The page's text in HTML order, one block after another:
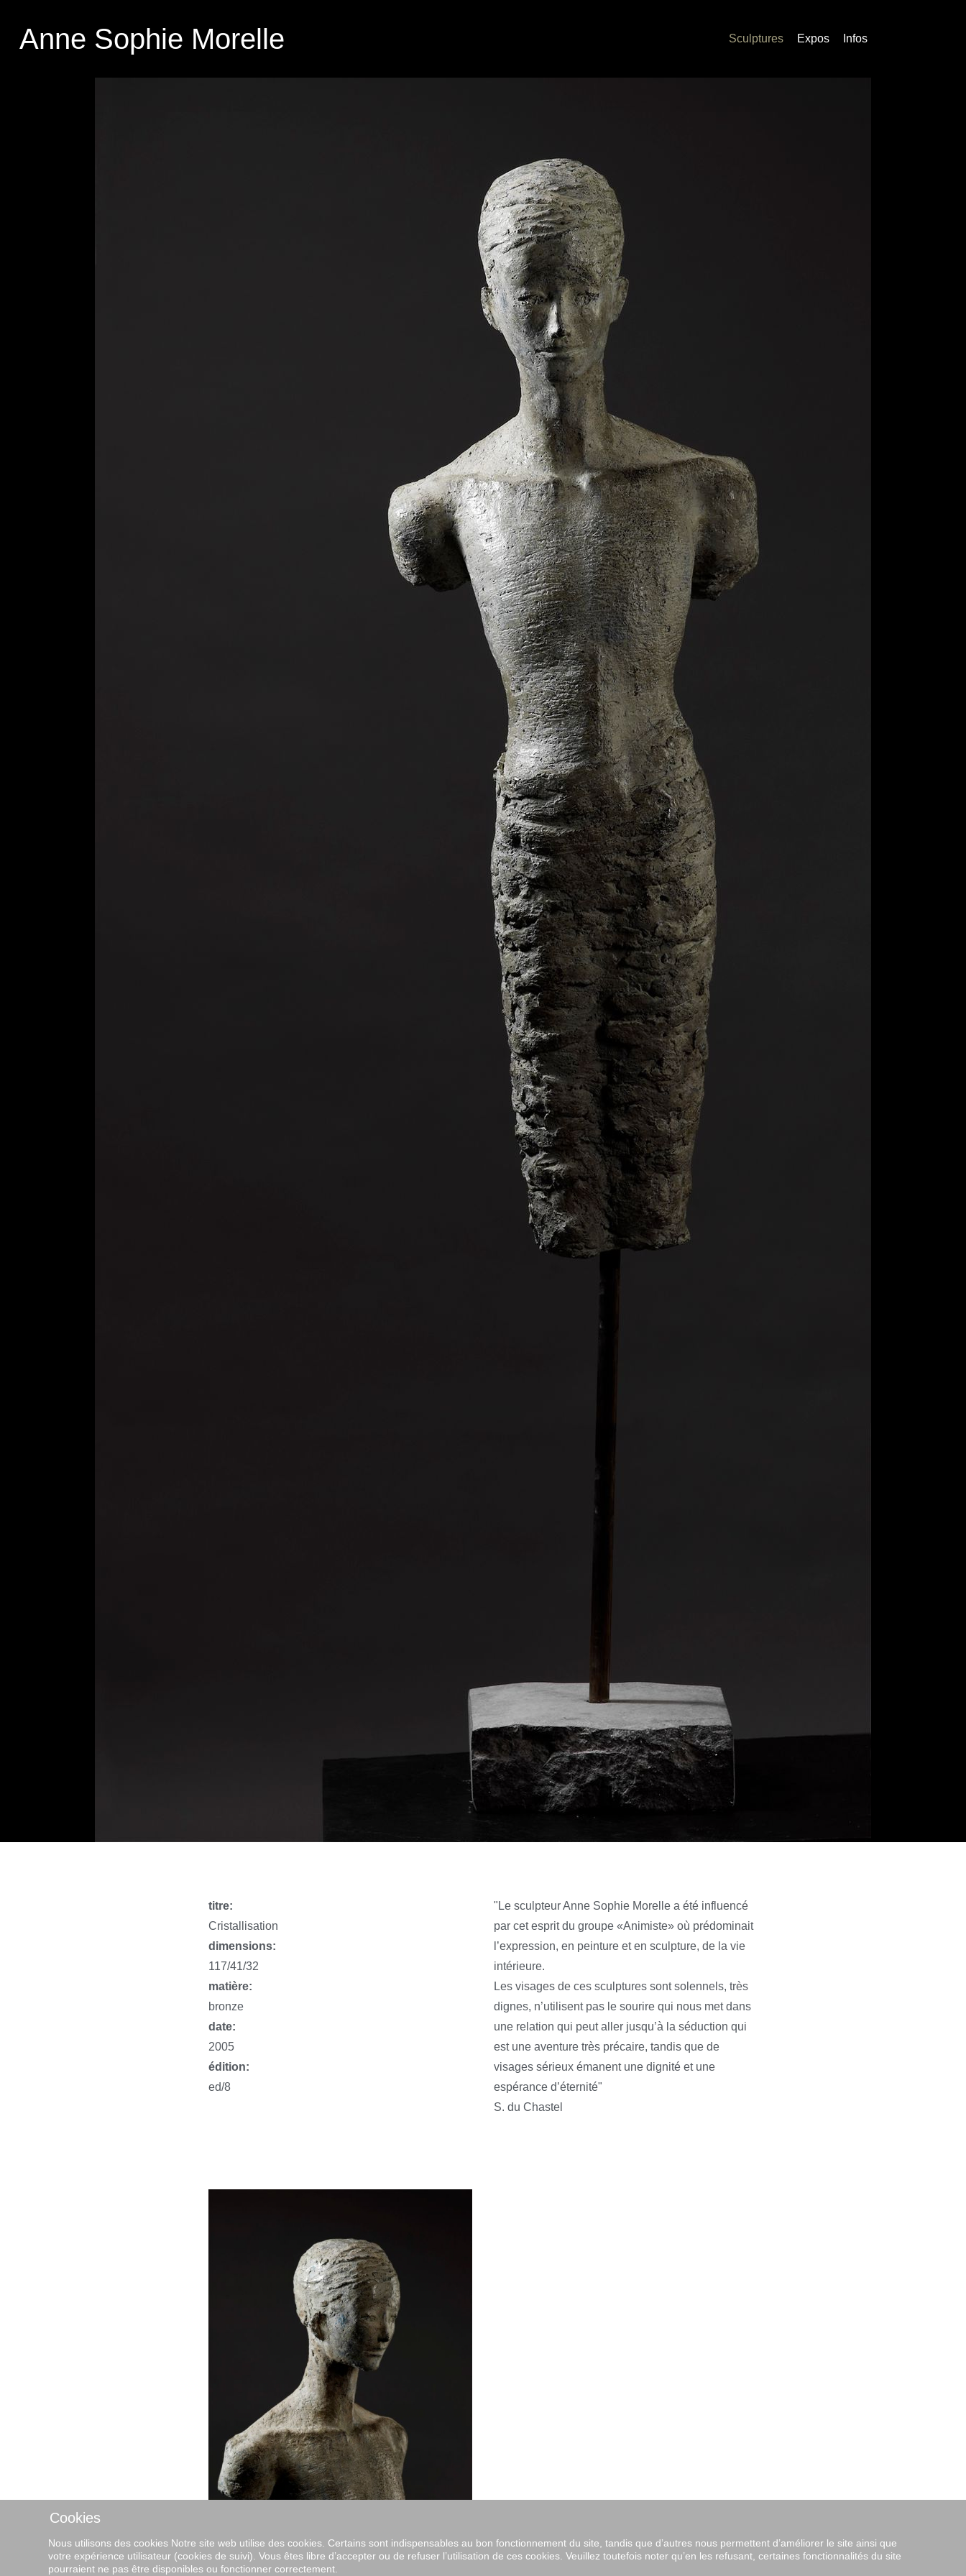
Anne Sophie Morelle Sculptures Expos Infos
titre:
Cristallisation
dimensions:
117/41/32
matière:
bronze
date:
2005
édition:
ed/8
"Le sculpteur Anne Sophie Morelle a été influencé
par cet esprit du groupe «Animiste» où prédominait
l’expression, en peinture et en sculpture, de la vie
intérieure.
Les visages de ces sculptures sont solennels, très
dignes, n’utilisent pas le sourire qui nous met dans
une relation qui peut aller jusqu’à la séduction qui
est une aventure très précaire, tandis que de
visages sérieux émanent une dignité et une
espérance d’éternité"
S. du Chastel
Cookies
Nous utilisons des cookies Notre site web utilise des cookies. Certains sont indispensables au bon fonctionnement du site, tandis que d’autres nous permettent d’améliorer le site ainsi que
votre expérience utilisateur (cookies de suivi). Vous êtes libre d’accepter ou de refuser l’utilisation de ces cookies. Veuillez toutefois noter qu’en les refusant, certaines fonctionnalités du site
pourraient ne pas être disponibles ou fonctionner correctement.